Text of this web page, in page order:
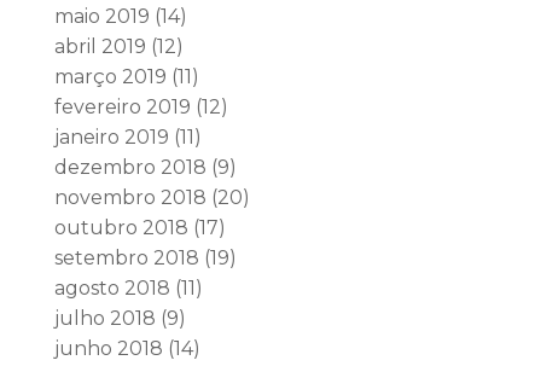
maio 2019 (14)
abril 2019 (12)
março 2019 (11)
fevereiro 2019 (12)
janeiro 2019 (11)
dezembro 2018 (9)
novembro 2018 (20)
outubro 2018 (17)
setembro 2018 (19)
agosto 2018 (11)
julho 2018 (9)
junho 2018 (14)